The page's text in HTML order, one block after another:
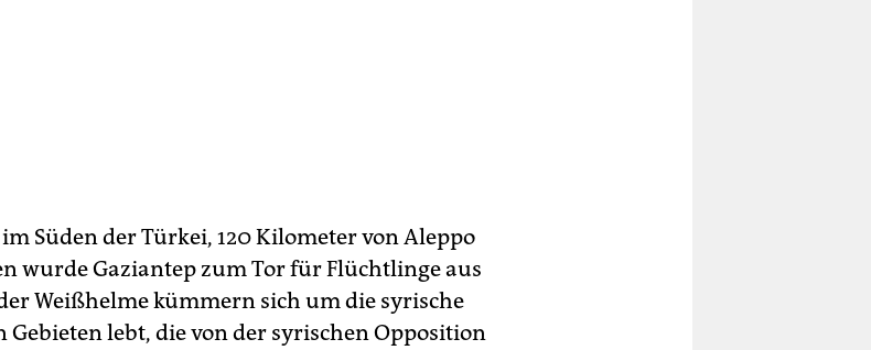
Süden der Türkei, 120 Kilometer von Aleppo
wurde Gaziantep zum Tor für Flüchtlinge aus
Weißhelme kümmern sich um die syrische
lebt, die von der syrischen Opposition